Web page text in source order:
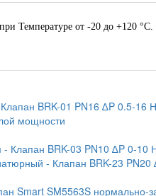
Температуре от -20 до +120 °С.
BRK-01 PN16 ∆P 0.5-16
мощности
- Клапан BRK-03 PN10 ∆P 0-10
- Клапан BRK-23
Smart SM5563S нормально-